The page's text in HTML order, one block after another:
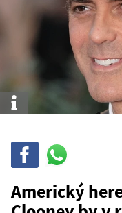
Info
Sdílej
Americký